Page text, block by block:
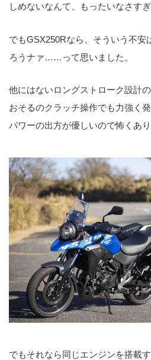
しめないなんて、もったいなさすぎ
でもGSX250Rなら、そういう不安
ろうナァ……って思いました。
他にはないロングストローク設計
おそるのクラッチ操作でも力強く
パワーの出方が優しいので怖くあり
でもそれなら同じエンジンを搭載